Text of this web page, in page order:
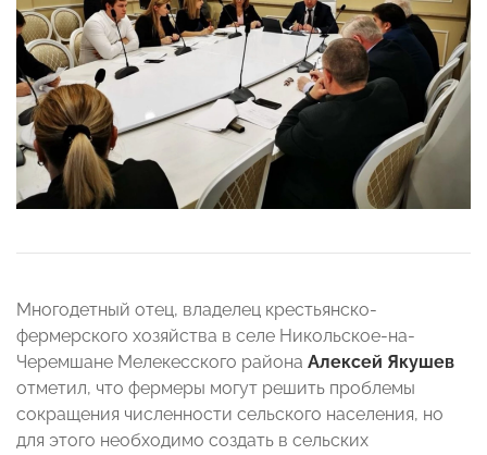
Многодетный отец, владелец крестьянско-
фермерского хозяйства в селе Никольское-на-
Черемшане Мелекесского района Алексей Якушев
отметил, что фермеры могут решить проблемы
сокращения численности сельского населения, но
для этого необходимо создать в сельских